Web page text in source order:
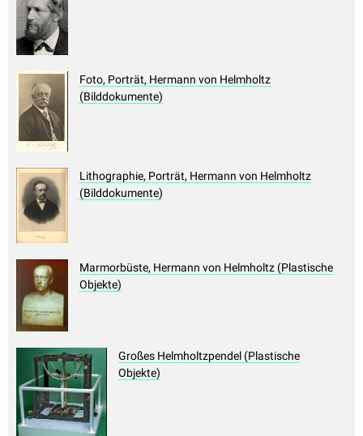
Foto, Porträt, Hermann von Helmholtz
(Bilddokumente)
Lithographie, Porträt, Hermann von Helmholtz
(Bilddokumente)
Marmorbüste, Hermann von Helmholtz (Plastische
Objekte)
Großes Helmholtzpendel (Plastische
Objekte)